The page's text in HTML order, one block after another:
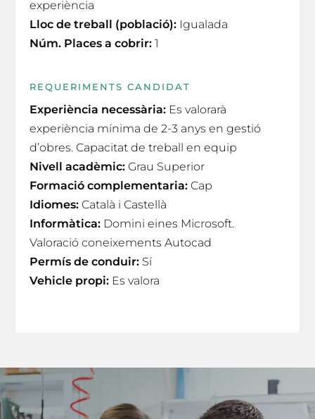
experiència
Lloc de treball (població): Igualada
Núm. Places a cobrir: 1
REQUERIMENTS CANDIDAT
Experiència necessària: Es valorarà
experiència mínima de 2-3 anys en gestió
d’obres. Capacitat de treball en equip
Nivell acadèmic: Grau Superior
Formació complementaria: Cap
Idiomes: Català i Castellà
Informàtica: Domini eines Microsoft.
Valoració coneixements Autocad
Permís de conduir: Sí
Vehicle propi: Es valora